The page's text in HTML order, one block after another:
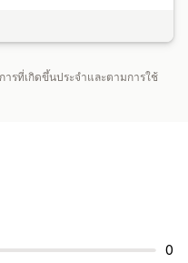
ารที่เกิดขึ้นประจำและตามการใช้
0